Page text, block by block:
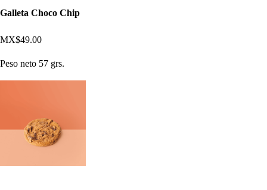
Galleta Choco Chip
MX$49.00
Peso neto 57 grs.